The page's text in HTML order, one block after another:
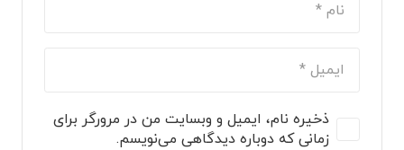
ذخیره نام، ایمیل و وبسایت من در مرورگر برای
زمانی که دوباره دیدگاهی می‌نویسم.